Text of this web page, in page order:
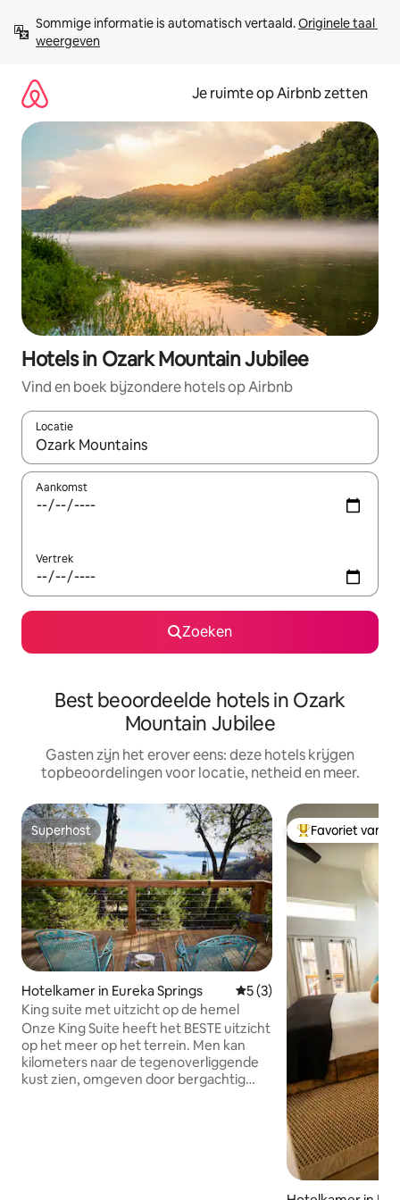
direct
naar
Sommige informatie is automatisch vertaald. Originele taal
weergeven
Je ruimte op Airbnb zetten
Hotels in Ozark Mountain Jubilee
Vind en boek bijzondere hotels op Airbnb
Locatie
Wanneer er suggesties beschikbaar zijn, maak je een keuze
Aankomst
Vertrek
Zoeken
Best beoordeelde hotels in Ozark
Mountain Jubilee
Gasten zijn het erover eens: deze hotels krijgen
topbeoordelingen voor locatie, netheid en meer.
Superhost
Superhost
Hotelkamer in Eureka Springs Gemiddelde beoordeling
5 (3)
King suite met uitzicht op de hemel
Onze King Suite heeft het BESTE uitzicht
op het meer op het terrein. Men kan
kilometers naar de tegenoverliggende
kust zien, omgeven door bergachtig
Topfavoriet van
Favoriet van